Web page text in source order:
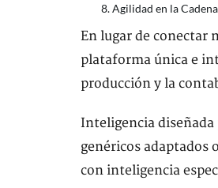
Agilidad en la
En lugar de conectar
plataforma única e
producción y la
Inteligencia diseñada
genéricos adaptados
con inteligencia